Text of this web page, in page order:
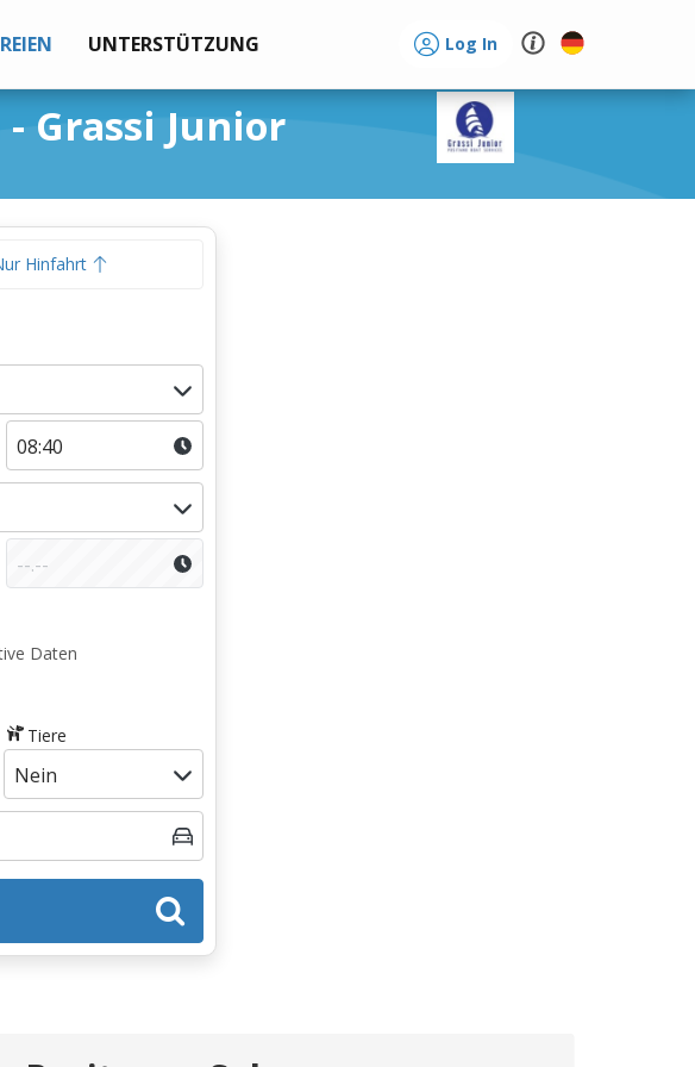
UNTERSTÜTZUNG Log In
Grassi Junior
Hinfahrt
Daten
Tiere